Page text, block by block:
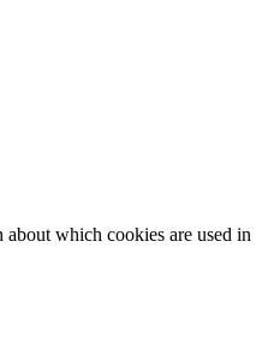
which cookies are used in